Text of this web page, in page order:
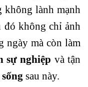
không lành mạnh
không chỉ ảnh
ngày mà còn làm
sự nghiệp và tận
sau này.